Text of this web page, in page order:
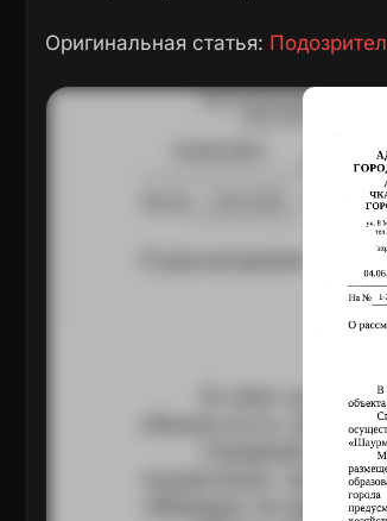
Оригинальная статья: